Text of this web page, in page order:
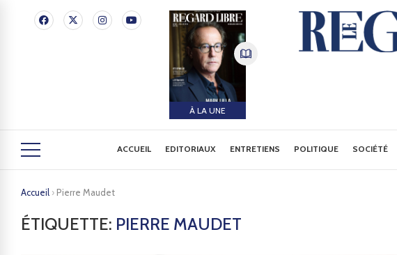
À LA UNE
ACCUEIL EDITORIAUX ENTRETIENS POLITIQUE SOCIÉTÉ
Accueil › Pierre Maudet
ÉTIQUETTE: PIERRE MAUDET